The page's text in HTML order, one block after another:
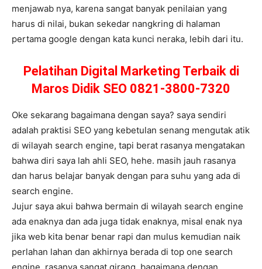
menjawab nya, karena sangat banyak penilaian yang
harus di nilai, bukan sekedar nangkring di halaman
pertama google dengan kata kunci neraka, lebih dari itu.
Pelatihan Digital Marketing Terbaik di
Maros Didik SEO 0821-3800-7320
Oke sekarang bagaimana dengan saya? saya sendiri
adalah praktisi SEO yang kebetulan senang mengutak atik
di wilayah search engine, tapi berat rasanya mengatakan
bahwa diri saya lah ahli SEO, hehe. masih jauh rasanya
dan harus belajar banyak dengan para suhu yang ada di
search engine.
Jujur saya akui bahwa bermain di wilayah search engine
ada enaknya dan ada juga tidak enaknya, misal enak nya
jika web kita benar benar rapi dan mulus kemudian naik
perlahan lahan dan akhirnya berada di top one search